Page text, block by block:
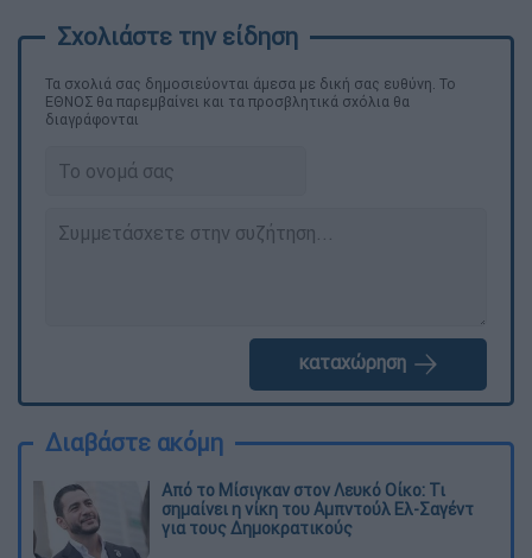
Τα σχολιά σας δημοσιεύονται άμεσα με δική σας ευθύνη. Το
ΕΘΝΟΣ θα παρεμβαίνει και τα προσβλητικά σχόλια θα
διαγράφονται
καταχώρηση
Διαβάστε ακόμη
Από το Μίσιγκαν στον Λευκό Οίκο: Τι
σημαίνει η νίκη του Αμπντούλ Ελ-Σαγέντ
για τους Δημοκρατικούς